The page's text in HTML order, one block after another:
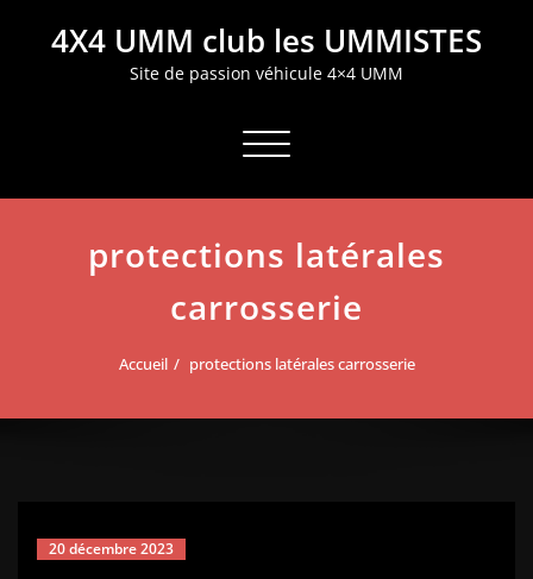
4X4 UMM club les UMMISTES
Site de passion véhicule 4×4 UMM
Afficher/masquer la navigation
protections latérales
carrosserie
Accueil protections latérales carrosserie
20 décembre 2023